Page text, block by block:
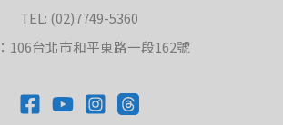
TEL: (02)7749-5360
106台北市和平東路一段162號